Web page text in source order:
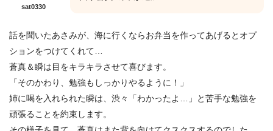
sat0330
話を聞いたあさみが、海に行くならお弁当を作ってあげるとオプ
ションをつけてくれて…
蒼真＆瞬は目をキラキラさせて喜びます。
「そのかわり、勉強もしっかりやるように！」
姉に喝を入れられた瞬は、渋々「わかったよ…」と苦手な勉強を
頑張ることを約束します。